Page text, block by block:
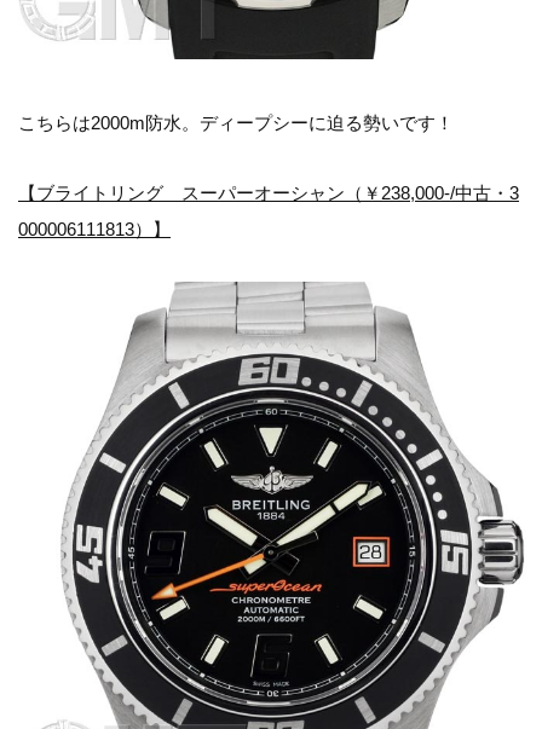
こちらは2000m防水。ディープシーに迫る勢いです！
【ブライトリング スーパーオーシャン（￥238,000-/中古・3
000006111813）】